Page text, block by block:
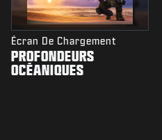
Écran De Chargement
PROFONDEURS
OCÉANIQUES